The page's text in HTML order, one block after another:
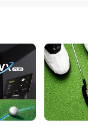
는데 골프 코일링(coiling)
단히 고정하고 상체만으로
만들어야 합니다. 이 때, 팔
한다는 점을 기억해야 합니
이 풀리는 다운스윙에서 회
서 ..